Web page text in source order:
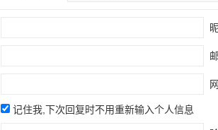
记住我,下次回复时不用重新输入个人信息